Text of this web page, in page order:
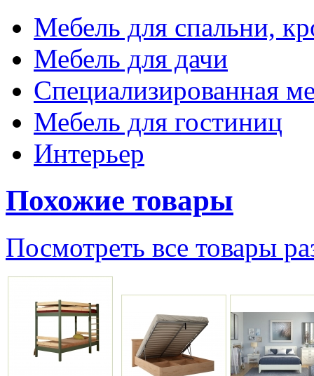
Мебель для спальни,
Мебель для дачи
Специализированная
Мебель для гостиниц
Интерьер
Похожие товары
Посмотреть все товары